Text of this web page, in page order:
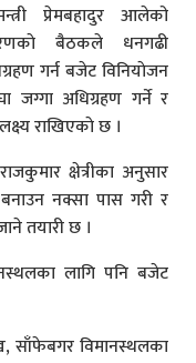
प्रेमबहादुर आलेको
बैठकले धनगढी
गर्न बजेट विनियाेजन
जग्गा अधिग्रहण गर्ने र
राखिएकाे छ ।
क्षेत्रीका अनुसार
नक्सा पास गरी र
तयारी छ ।
लागि पनि बजेट
साँफेबगर विमानस्थलका